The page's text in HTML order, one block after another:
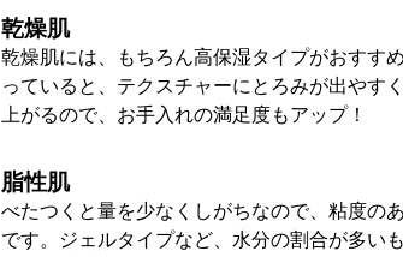
乾燥肌
乾燥肌には、もちろん高保湿タイプがおすす
っていると、テクスチャーにとろみが出やす
上がるので、お手入れの満足度もアップ！
脂性肌
べたつくと量を少なくしがちなので、粘度の
です。ジェルタイプなど、水分の割合が多い